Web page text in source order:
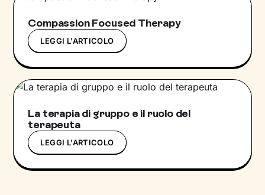
Compassion Focused Therapy
LEGGI L'ARTICOLO
La terapia di gruppo e il ruolo del
terapeuta
LEGGI L'ARTICOLO